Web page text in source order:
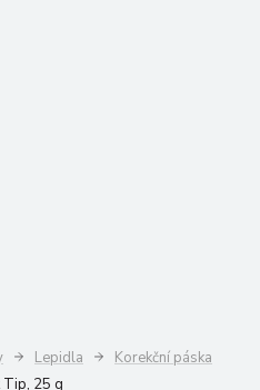
Lepidla
Korekční páska
Tip, 25 g